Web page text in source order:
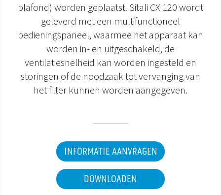
plafond) worden geplaatst. Sitali CX 120 wordt
geleverd met een multifunctioneel
bedieningspaneel, waarmee het apparaat kan
worden in- en uitgeschakeld, de
ventilatiesnelheid kan worden ingesteld en
storingen of de noodzaak tot vervanging van
het filter kunnen worden aangegeven.
INFORMATIE AANVRAGEN
DOWNLOADEN